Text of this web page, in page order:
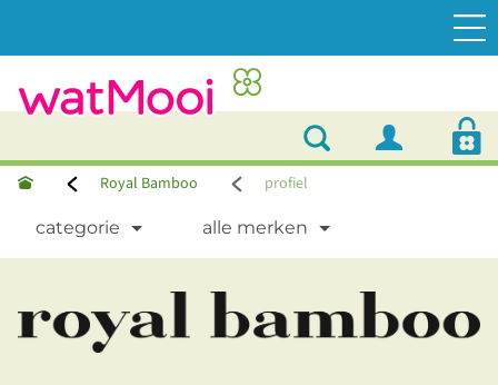
Royal Bamboo profiel
categorie alle merken